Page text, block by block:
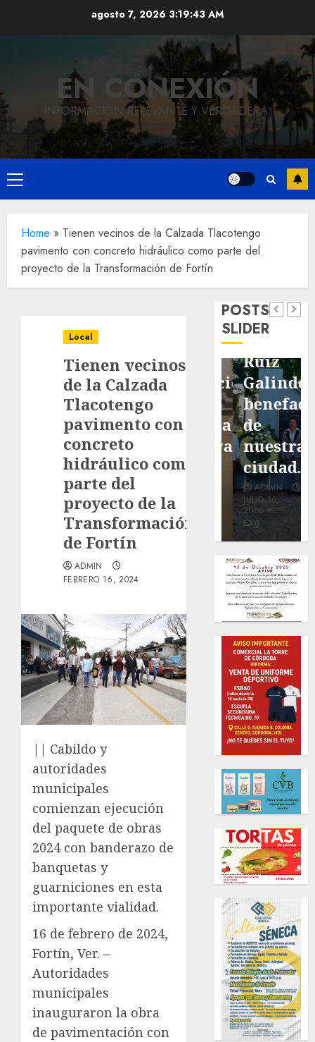
agosto 7, 2026 3:19:44 AM
EN CONEXIÓN
INFORMACIÓN RELEVANTE Y VERDADERA.
Menú
principal
Home » Tienen vecinos de la Calzada Tlacotengo
pavimento con concreto hidráulico como parte del
proyecto de la Transformación de Fortín
Local
Tienen vecinos
de la Calzada
Tlacotengo
pavimento con
concreto
hidráulico como
parte del
proyecto de la
Transformación
de Fortín
ADMIN
FEBRERO 16, 2024
|| Cabildo y
autoridades
municipales
comienzan ejecución
del paquete de obras
2024 con banderazo de
banquetas y
guarniciones en esta
importante vialidad.
16 de febrero de 2024,
Fortín, Ver. –
Autoridades
municipales
inauguraron la obra
de pavimentación con
POSTS
SLIDER
Local
pavimentación
de San
Marcial
será
mejorada.
Interviene
CASF
ADMIN
JULIO 27,
2026
0
Local
Reviven
la
con
exposición
de la
cronista
Minerva
Salas.
JULIO 31,
2026
0
Hoy
el 129
natalicio
de Don
Antonio
Ruiz
Galindo,
de
nuestra
ciudad.
ADMIN
JULIO 30,
2026
0